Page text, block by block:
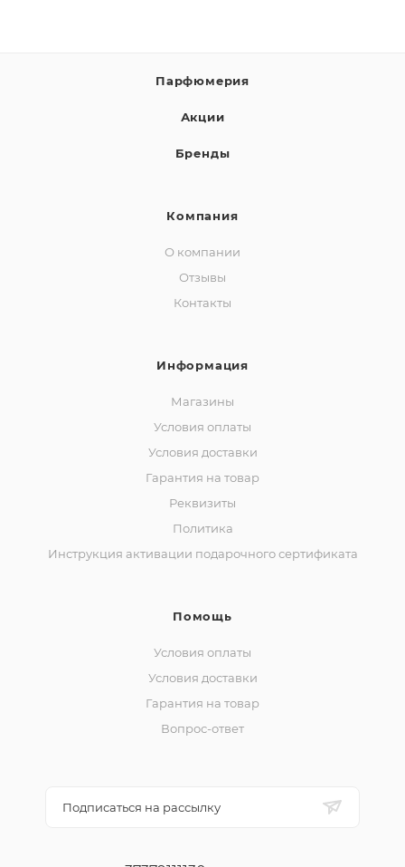
Парфюмерия
Акции
Бренды
Компания
О компании
Отзывы
Контакты
Информация
Магазины
Условия оплаты
Условия доставки
Гарантия на товар
Реквизиты
Политика
Инструкция активации подарочного сертификата
Помощь
Условия оплаты
Условия доставки
Гарантия на товар
Вопрос-ответ
Подписаться на рассылку